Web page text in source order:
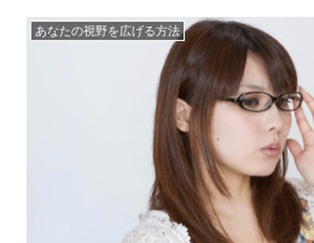
いたり、問題に対する対処法がすぐに
ていると...
あなたの視野を広げる方法